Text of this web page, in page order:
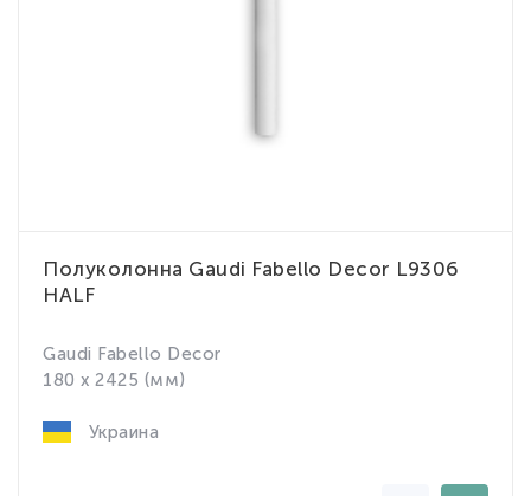
Полуколонна Gaudi Fabello Decor L9306
HALF
Gaudi Fabello Decor
180 x 2425 (мм)
Украина